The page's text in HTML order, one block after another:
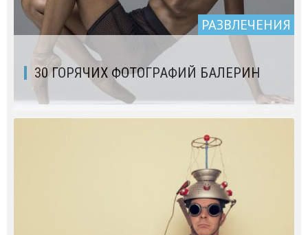
РАЗВЛЕЧЕНИЯ
30 ГОРЯЧИХ ФОТОГРАФИЙ БАЛЕРИН